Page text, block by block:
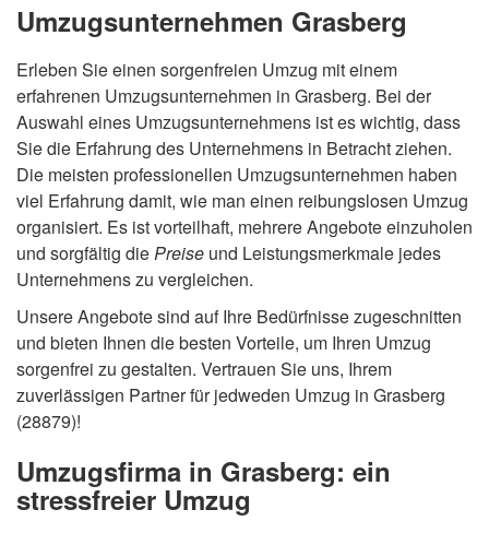
Umzugsunternehmen Grasberg
Erleben Sie einen sorgenfreien Umzug mit einem
erfahrenen Umzugsunternehmen in Grasberg. Bei der
Auswahl eines Umzugsunternehmens ist es wichtig, dass
Sie die Erfahrung des Unternehmens in Betracht ziehen.
Die meisten professionellen Umzugsunternehmen haben
viel Erfahrung damit, wie man einen reibungslosen Umzug
organisiert. Es ist vorteilhaft, mehrere Angebote einzuholen
und sorgfältig diePreise und Leistungsmerkmale jedes
Unternehmens zu vergleichen.
Unsere Angebote sind auf Ihre Bedürfnisse zugeschnitten
und bieten Ihnen die besten Vorteile, um Ihren Umzug
sorgenfrei zu gestalten. Vertrauen Sie uns, Ihrem
zuverlässigen Partner für jedweden Umzug in Grasberg
(28879)!
Umzugsfirma in Grasberg: ein
stressfreier Umzug